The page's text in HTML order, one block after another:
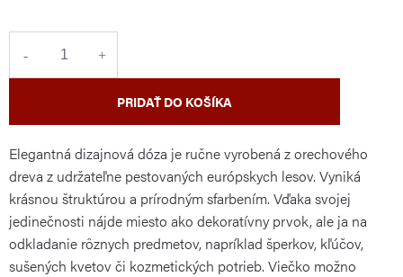
cena:
PRIDAŤ DO KOŠÍKA
Elegantná dizajnová dóza je ručne vyrobená z orechového
dreva z udržateľne pestovaných európskych lesov. Vyniká
krásnou štruktúrou a prírodným sfarbením. Vďaka svojej
jedinečnosti nájde miesto ako dekoratívny prvok, ale ja na
odkladanie rôznych predmetov, napríklad šperkov, kľúčov,
sušených kvetov či kozmetických potrieb. Viečko možno